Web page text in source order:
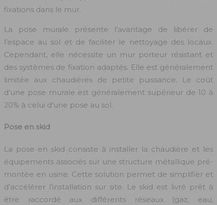
fixations dans le mur.
La pose murale présente l’avantage de libérer de
l’espace au sol et de faciliter le nettoyage des locaux.
Cependant, elle nécessite un mur porteur résistant et
des systèmes de fixation adaptés. Elle est généralement
limitée aux chaudières de petite puissance. Le coût
d’une pose murale est généralement supérieur de 10 à
20% à celui d’une pose au sol.
Pose en skid
La pose en skid consiste à installer la chaudière et les
équipements associés sur une structure métallique pré-
montée en usine. Cette solution permet de simplifier et
d’accélérer l’installation sur site. Le skid est livré prêt à
être raccordé aux différents réseaux (gaz, eau,